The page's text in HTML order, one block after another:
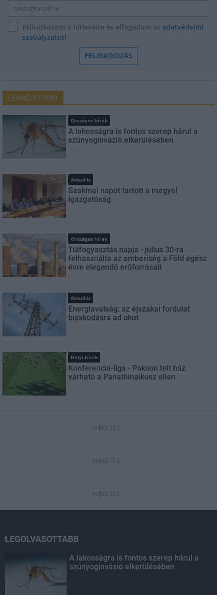
Feliratkozom a hírlevélre és elfogadom az adatvédelmi
szabályzatot!
FELIRATKOZÁS
LEGNÉZETTEBB
Országos hírek
A lakosságra is fontos szerep hárul a
szúnyoginvázió elkerülésében
Aktuális
Szakmai napot tartott a megyei
igazgatóság
Országos hírek
Túlfogyasztás napja - július 30-ra
felhasználta az emberiség a Föld egész
évre elegendő erőforrásait
Aktuális
Energiaválság: az éjszakai fordulat
bizakodásra ad okot
Helyi hírek
Konferencia-liga - Pakson telt ház
várható a Panathinaikosz ellen
HIRDETÉS
HIRDETÉS
HIRDETÉS
LEGOLVASOTTABB
A lakosságra is fontos szerep hárul a
szúnyoginvázió elkerülésében